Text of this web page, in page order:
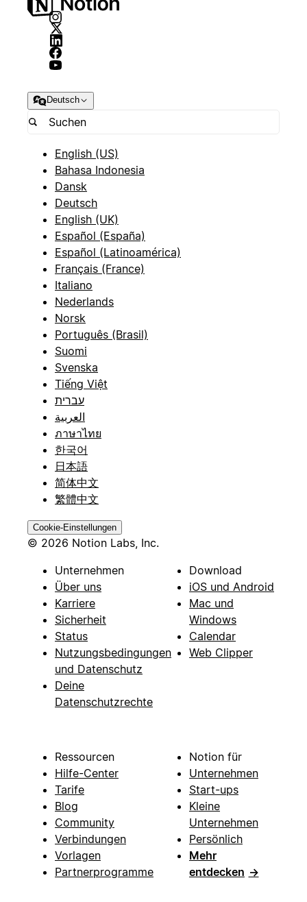
Deutsch
English (US)
Bahasa Indonesia
Dansk
Deutsch
English (UK)
Español (España)
Español (Latinoamérica)
Français (France)
Italiano
Nederlands
Norsk
Português (Brasil)
Suomi
Svenska
Tiếng Việt
עברית
العربية
ภาษาไทย
한국어
日本語
简体中文
繁體中文
Cookie-Einstellungen
© 2026 Notion Labs, Inc.
Unternehmen
Über uns
Karriere
Sicherheit
Status
Nutzungsbedingungen
und Datenschutz
Deine
Datenschutzrechte
Download
iOS und Android
Mac und
Windows
Calendar
Web Clipper
Ressourcen
Hilfe-Center
Tarife
Blog
Community
Verbindungen
Vorlagen
Partnerprogramme
Notion für
Unternehmen
Start-ups
Kleine
Unternehmen
Persönlich
Mehr
entdecken →